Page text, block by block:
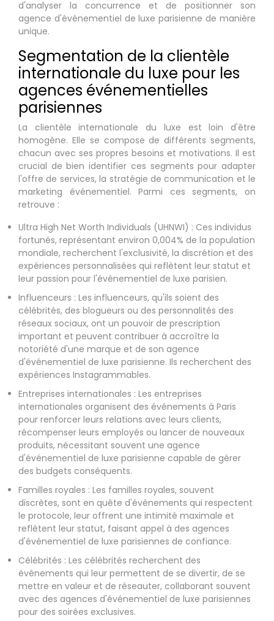
d'analyser la concurrence et de positionner son
agence d'événementiel de luxe parisienne de manière
unique.
Segmentation de la clientèle
internationale du luxe pour les
agences événementielles
parisiennes
La clientèle internationale du luxe est loin d'être
homogène. Elle se compose de différents segments,
chacun avec ses propres besoins et motivations. Il est
crucial de bien identifier ces segments pour adapter
l'offre de services, la stratégie de communication et le
marketing événementiel. Parmi ces segments, on
retrouve :
Ultra High Net Worth Individuals (UHNWI) : Ces individus
fortunés, représentant environ 0,004% de la population
mondiale, recherchent l'exclusivité, la discrétion et des
expériences personnalisées qui reflètent leur statut et
leur passion pour l'événementiel de luxe parisien.
Influenceurs : Les influenceurs, qu'ils soient des
célébrités, des blogueurs ou des personnalités des
réseaux sociaux, ont un pouvoir de prescription
important et peuvent contribuer à accroître la
notoriété d'une marque et de son agence
d'événementiel de luxe parisienne. Ils recherchent des
expériences Instagrammables.
Entreprises internationales : Les entreprises
internationales organisent des événements à Paris
pour renforcer leurs relations avec leurs clients,
récompenser leurs employés ou lancer de nouveaux
produits, nécessitant souvent une agence
d'événementiel de luxe parisienne capable de gérer
des budgets conséquents.
Familles royales : Les familles royales, souvent
discrètes, sont en quête d'événements qui respectent
le protocole, leur offrent une intimité maximale et
reflètent leur statut, faisant appel à des agences
d'événementiel de luxe parisiennes de confiance.
Célébrités : Les célébrités recherchent des
événements qui leur permettent de se divertir, de se
mettre en valeur et de réseauter, collaborant souvent
avec des agences d'événementiel de luxe parisiennes
pour des soirées exclusives.